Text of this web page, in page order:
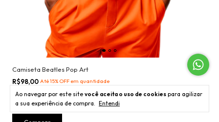
Ao navegar por este site você aceita o uso de cookies para agilizar
a sua experiência de compra. Entendi
Camiseta Beatles Pop Art
R$98,00 Até 15% OFF em quantidade
R$118,00
x deR$32,67sem juros